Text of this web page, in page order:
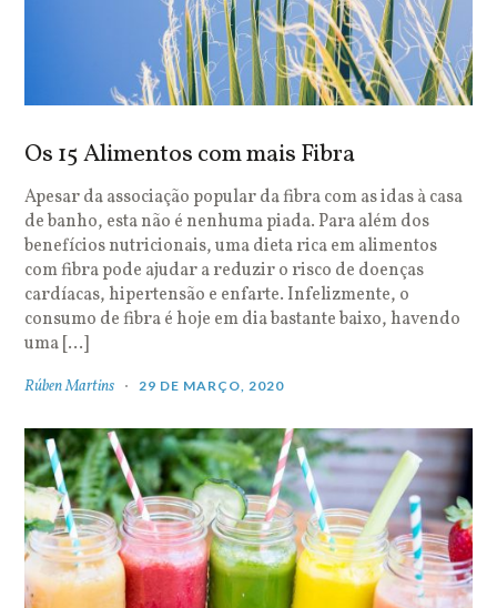
Os 15 Alimentos com mais Fibra
Apesar da associação popular da fibra com as idas à casa
de banho, esta não é nenhuma piada. Para além dos
benefícios nutricionais, uma dieta rica em alimentos
com fibra pode ajudar a reduzir o risco de doenças
cardíacas, hipertensão e enfarte. Infelizmente, o
consumo de fibra é hoje em dia bastante baixo, havendo
uma […]
Rúben Martins 29 DE MARÇO, 2020